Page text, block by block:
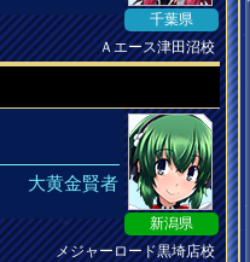
千葉県
Ａエース津田沼校
大黄金賢者
新潟県
メジャーロード黒埼店校